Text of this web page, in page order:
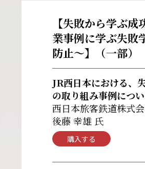
【失敗から学ぶ
業事例に学ぶ失敗
防止～】
（一部）
JR西日本における、
の取り組み事例につ
西日本旅客鉄道株式
後藤 幸雄 氏
購入する